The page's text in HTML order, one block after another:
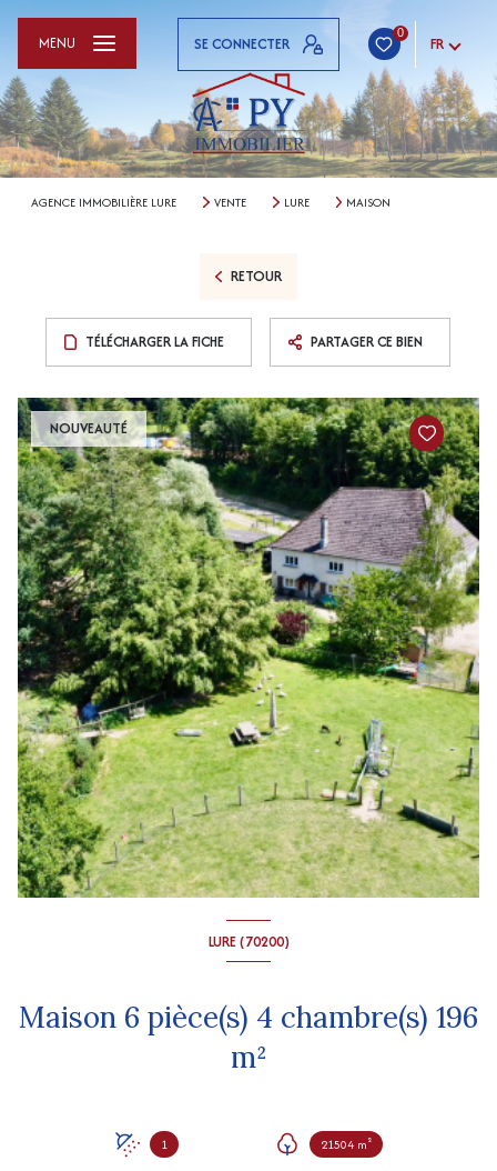
SE CONNECTER
0
FR
MENU
AGENCE IMMOBILIÈRE LURE VENTE LURE MAISON
RETOUR
TÉLÉCHARGER LA FICHE PARTAGER CE BIEN
NOUVEAUTÉ
LURE (70200)
Maison 6 pièce(s) 4 chambre(s) 196
m²
1 21504 m²